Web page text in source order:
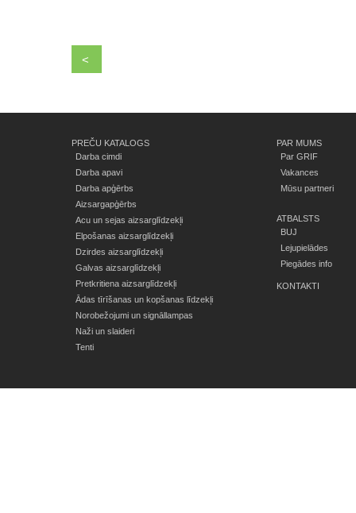
<
PREČU KATALOGS
Darba cimdi
Darba apavi
Darba apģērbs
Aizsargapģērbs
Acu un sejas aizsarglīdzekļi
Elpošanas aizsarglīdzekļi
Dzirdes aizsarglīdzekļi
Galvas aizsarglīdzekļi
Pretkritiena aizsarglīdzekļi
Ādas tīrīšanas un kopšanas līdzekļi
Norobežojumi un signāllampas
Naži un slaideri
Tenti
PAR MUMS
Par GRIF
Vakances
Mūsu partneri
ATBALSTS
BUJ
Lejupielādes
Piegādes info
KONTAKTI